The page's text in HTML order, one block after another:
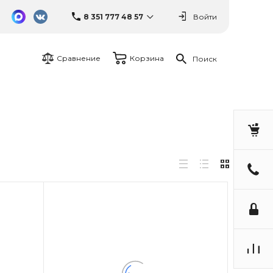
8 351 777 48 57 Войти
Сравнение Корзина Поиск